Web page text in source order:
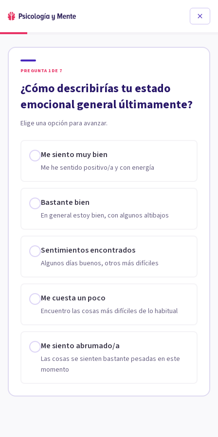
PREGUNTA 1 DE 7
¿Cómo describirías tu estado
emocional general últimamente?
Elige una opción para avanzar.
Me siento muy bien
Me he sentido positivo/a y con energía
Bastante bien
En general estoy bien, con algunos altibajos
Sentimientos encontrados
Algunos días buenos, otros más difíciles
Me cuesta un poco
Encuentro las cosas más difíciles de lo habitual
Me siento abrumado/a
Las cosas se sienten bastante pesadas en este
momento